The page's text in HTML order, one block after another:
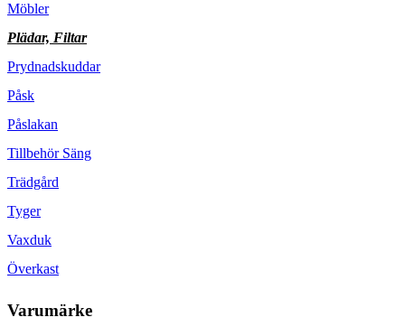
Möbler
Plädar, Filtar
Prydnadskuddar
Påsk
Påslakan
Tillbehör Säng
Trädgård
Tyger
Vaxduk
Överkast
Varumärke